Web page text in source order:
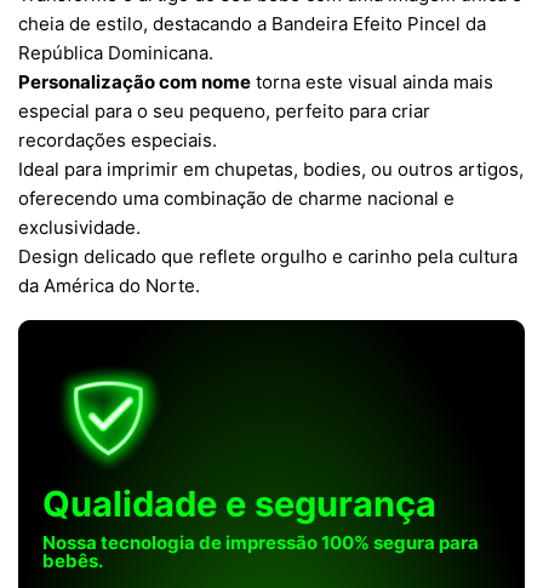
cheia de estilo, destacando a Bandeira Efeito Pincel da
República Dominicana.
Personalização com nome torna este visual ainda mais
especial para o seu pequeno, perfeito para criar
recordações especiais.
Ideal para imprimir em chupetas, bodies, ou outros artigos,
oferecendo uma combinação de charme nacional e
exclusividade.
Design delicado que reflete orgulho e carinho pela cultura
da América do Norte.
Qualidade e segurança
Nossa tecnologia de impressão 100% segura para
bebês.